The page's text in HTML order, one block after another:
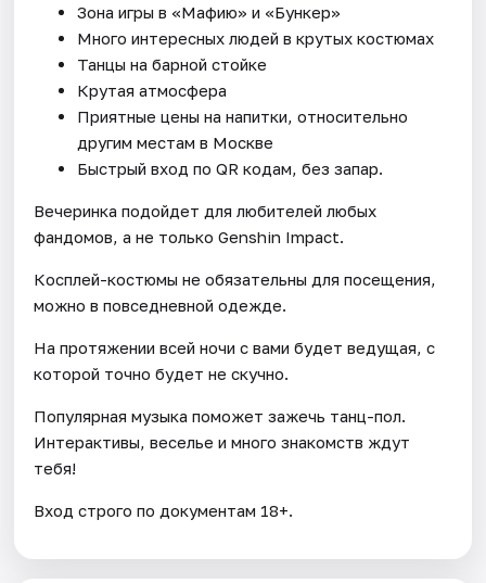
Зона игры в «Мафию» и «Бункер»
Много интересных людей в крутых костюмах
Танцы на барной стойке
Крутая атмосфера
Приятные цены на напитки, относительно
другим местам в Москве
Быстрый вход по QR кодам, без запар.
Вечеринка подойдет для любителей любых
фандомов, а не только Genshin Impact.
Косплей-костюмы не обязательны для посещения,
можно в повседневной одежде.
На протяжении всей ночи с вами будет ведущая, с
которой точно будет не скучно.
Популярная музыка поможет зажечь танц-пол.
Интерактивы, веселье и много знакомств ждут
тебя!
Вход строго по документам 18+.